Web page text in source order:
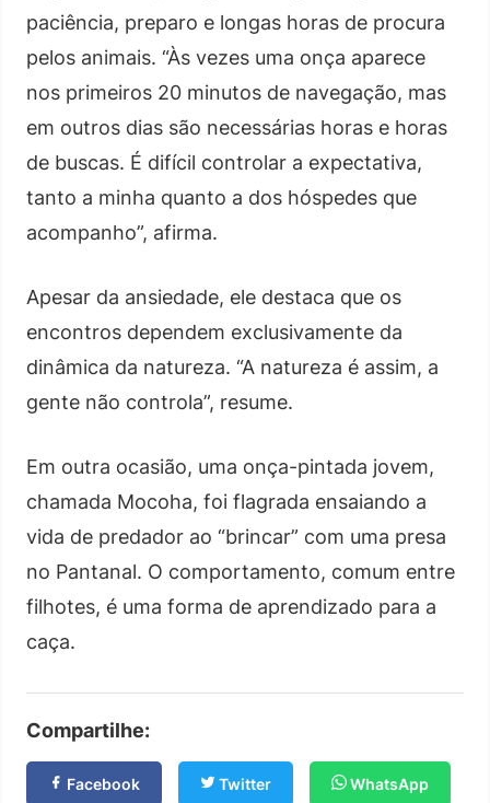
paciência, preparo e longas horas de procura
pelos animais. “Às vezes uma onça aparece
nos primeiros 20 minutos de navegação, mas
em outros dias são necessárias horas e horas
de buscas. É difícil controlar a expectativa,
tanto a minha quanto a dos hóspedes que
acompanho”, afirma.
Apesar da ansiedade, ele destaca que os
encontros dependem exclusivamente da
dinâmica da natureza. “A natureza é assim, a
gente não controla”, resume.
Em outra ocasião, uma onça-pintada jovem,
chamada Mocoha, foi flagrada ensaiando a
vida de predador ao “brincar” com uma presa
no Pantanal. O comportamento, comum entre
filhotes, é uma forma de aprendizado para a
caça.
Compartilhe:
Facebook Twitter WhatsApp